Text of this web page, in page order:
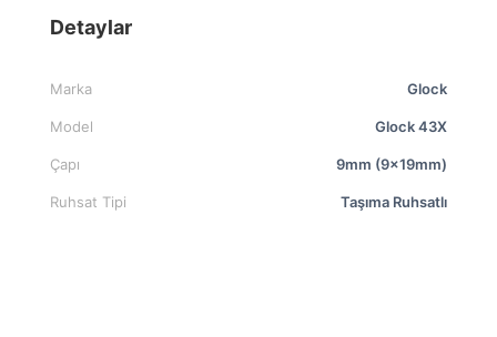
Detaylar
Marka Glock
Model Glock 43X
Çapı 9mm (9x19mm)
Ruhsat Tipi Taşıma Ruhsatlı